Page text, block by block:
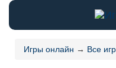
Игры онлайн → Все